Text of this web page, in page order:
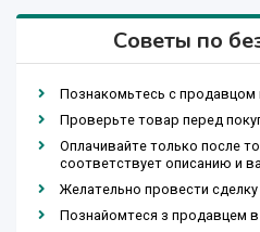
Советы по
Познакомьтесь с продавцом
Проверьте товар перед
Оплачивайте только после
соответствует описанию и
Желательно провести
Познайомтеся з продавцем в